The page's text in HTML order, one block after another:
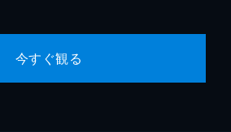
今すぐ観る